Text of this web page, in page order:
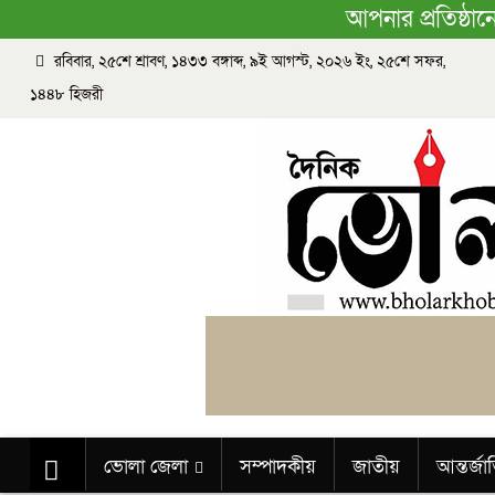
আপনার
রবিবার, ২৫শে শ্রাবণ, ১৪৩৩ বঙ্গাব্দ, ৯ই আগস্ট, ২০২৬ ইং, ২৫শে সফর,
১৪৪৮ হিজরী
ভোলা জেলা সম্পাদকীয় জাতীয়